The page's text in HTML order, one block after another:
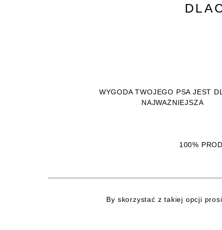
WYGODA TWOJEGO PSA JEST
NAJWAŻNIEJSZA
100%
By skorzystać z takiej opcji